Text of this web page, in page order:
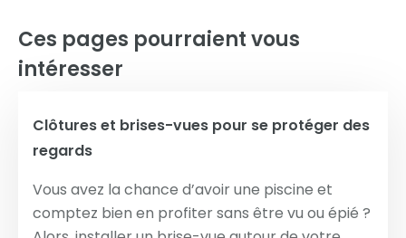
Ces pages pourraient vous
intéresser
Clôtures et brises-vues pour se protéger des
regards
Vous avez la chance d’avoir une piscine et
comptez bien en profiter sans être vu ou épié ?